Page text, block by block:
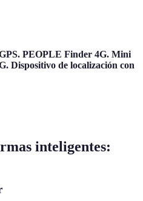
PEOPLE Finder 4G. Mini
Dispositivo de localización con
inteligentes: